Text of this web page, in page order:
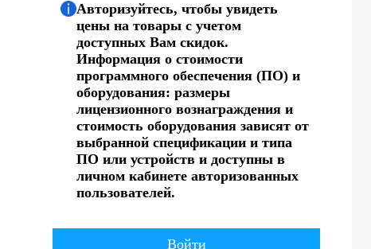
Авторизуйтесь, чтобы увидеть
цены на товары с учетом
доступных Вам скидок.
Информация о стоимости
программного обеспечения (ПО) и
оборудования: размеры
лицензионного вознаграждения и
стоимость оборудования зависят от
выбранной спецификации и типа
ПО или устройств и доступны в
личном кабинете авторизованных
пользователей.
Войти